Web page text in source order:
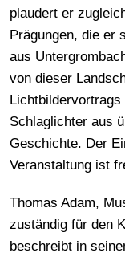
plaudert er
Prägungen, die er
aus
von dieser
Schlaglichter aus
Geschichte. Der
Veranstaltung ist
Thomas Adam,
zuständig für den
beschreibt in